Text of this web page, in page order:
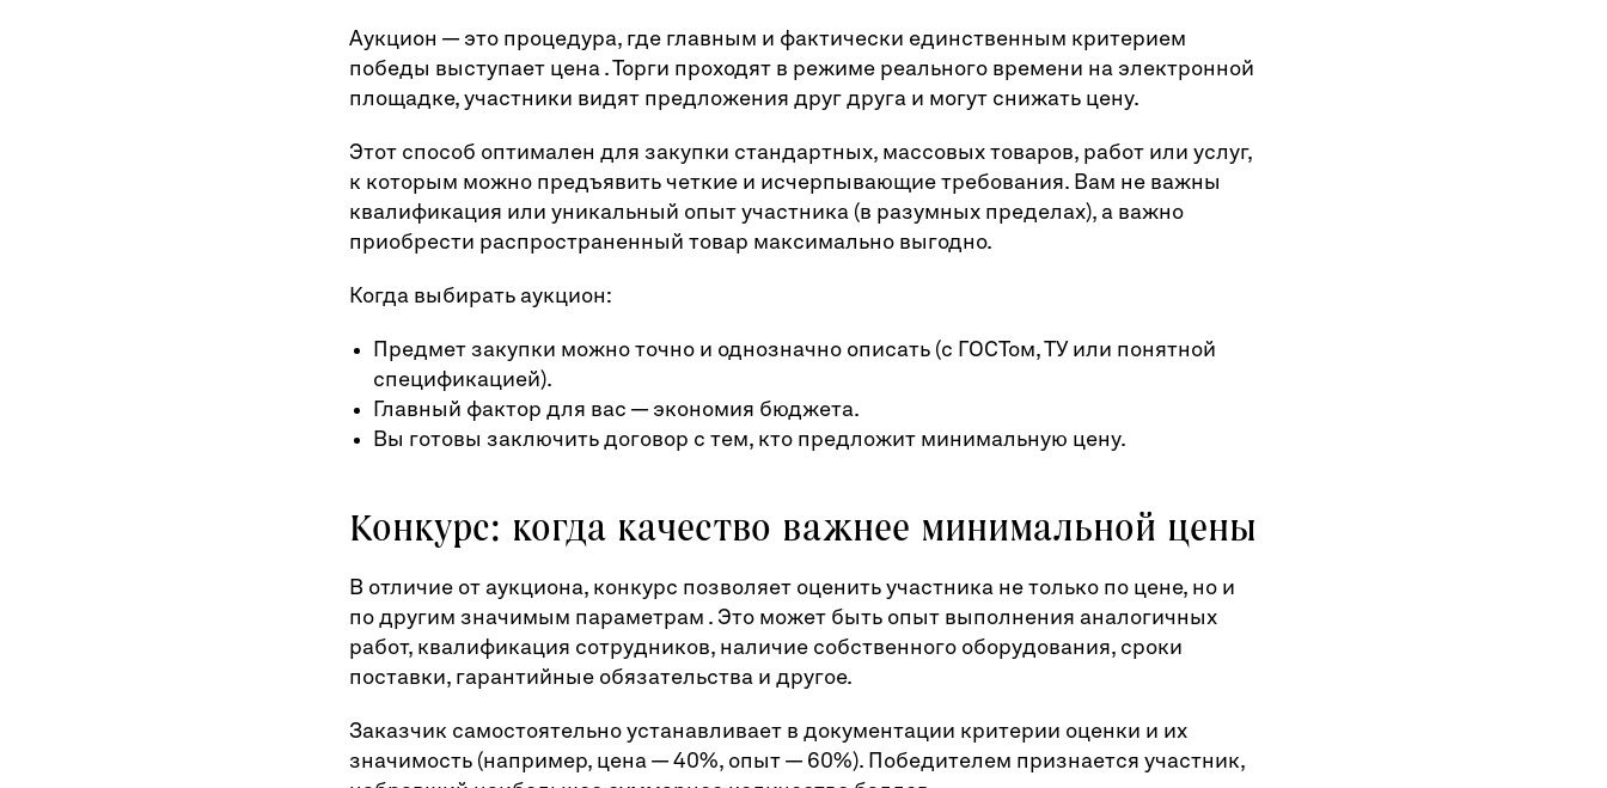
Аукцион — это процедура, где главным и фактически единственным критерием
победы выступает цена . Торги проходят в режиме реального времени на электронной
площадке, участники видят предложения друг друга и могут снижать цену.
Этот способ оптимален для закупки стандартных, массовых товаров, работ или услуг,
к которым можно предъявить четкие и исчерпывающие требования. Вам не важны
квалификация или уникальный опыт участника (в разумных пределах), а важно
приобрести распространенный товар максимально выгодно.
Когда выбирать аукцион:
Предмет закупки можно точно и однозначно описать (с ГОСТом, ТУ или понятной
спецификацией).
Главный фактор для вас — экономия бюджета.
Вы готовы заключить договор с тем, кто предложит минимальную цену.
Конкурс: когда качество важнее минимальной цены
В отличие от аукциона, конкурс позволяет оценить участника не только по цене, но и
по другим значимым параметрам . Это может быть опыт выполнения аналогичных
работ, квалификация сотрудников, наличие собственного оборудования, сроки
поставки, гарантийные обязательства и другое.
Заказчик самостоятельно устанавливает в документации критерии оценки и их
значимость (например, цена — 40%, опыт — 60%). Победителем признается участник,